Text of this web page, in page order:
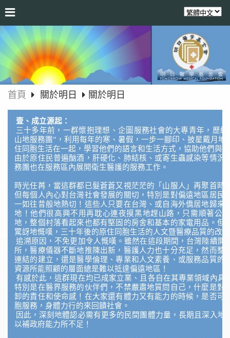
首頁 關於明日 關於明日
壹、成立源起：
三十多年前，一群懷抱理想、企圖服務社會的大專青年，歷
山地服務團”，利用每年的寒、暑假，一步一腳印、披星戴月地
住同胞生活在一起，學習他們的語言和生活方式，協助他們與
由於原住民普遍酗酒，肝硬化、肺結核、或寄生蟲感染等情況
務團也在服務區內展開衛生醫護的服務工作。
時光任苒，當這群都已髮蒼蒼又視茫茫的「山服人」再聚首時
但每個人內心對台灣社會發展的關切，特別是對偏遠地區居民
一如往昔般地熱切！這些人只要在台灣、或自海外僑居地歸來
地！他們很高興不用再耽心連夜摸黑地趕山路，只需順著公
地，整個村落看起來也都有堅固的房舍和基本的家電用品。但
驚訝地慨嘆，三十年後的原住同胞生活的人文暨醫療品質的改
追溯原因，不免更加令人慨嘆。雖然在這段期間，台灣陸續開
所，醫療儀器不斷地推陳出新，醫護人力也十分充足，然而整
連結的建立，還是醫學倫理、專業和人文素養、或服務品質的
資源所能照顧的層面總是難以抵達偏遠地區！
有感於此，這群現在均已成家立業、且各自在其專業領域內具
特別是在醫界服務的伙伴們，不禁嚴肅地質問自己，什麼是對
卸的責任和使命感！在大家還有體力又有能力的時候，是否可
胞服務，身體力行的來回饋社會。
因此，深刻地體認必需有更多的民間團體力量，長期且深入地
以補政府能力所不足！